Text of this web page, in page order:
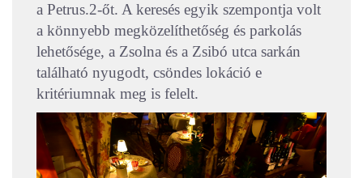
a Petrus.2-őt. A keresés egyik szempontja volt
a könnyebb megközelíthetőség és parkolás
lehetősége, a Zsolna és a Zsibó utca sarkán
található nyugodt, csöndes lokáció e
kritériumnak meg is felelt.